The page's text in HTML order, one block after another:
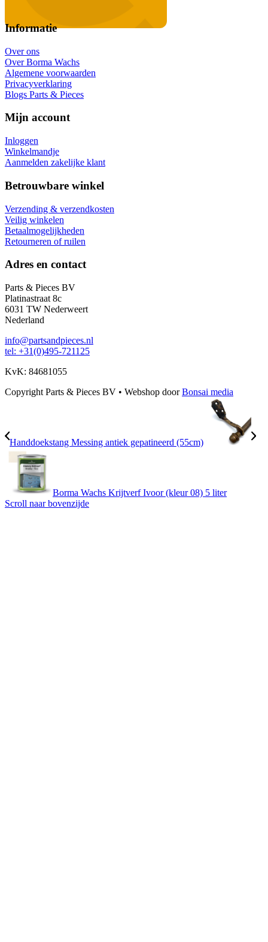
Informatie
Over ons
Over Borma Wachs
Algemene voorwaarden
Privacyverklaring
Blogs Parts & Pieces
Mijn account
Inloggen
Winkelmandje
Aanmelden zakelijke klant
Betrouwbare winkel
Verzending & verzendkosten
Veilig winkelen
Betaalmogelijkheden
Retourneren of ruilen
Adres en contact
Parts & Pieces BV
Platinastraat 8c
6031 TW Nederweert
Nederland
info@partsandpieces.nl
tel: +31(0)495-721125
KvK: 84681055
Copyright Parts & Pieces BV • Webshop doorBonsai media
Handdoekstang Messing antiek gepatineerd (55cm)
Borma Wachs Krijtverf Ivoor (kleur 08) 5 liter
Scroll naar bovenzijde